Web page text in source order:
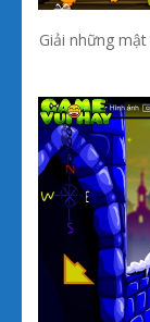
Giải những